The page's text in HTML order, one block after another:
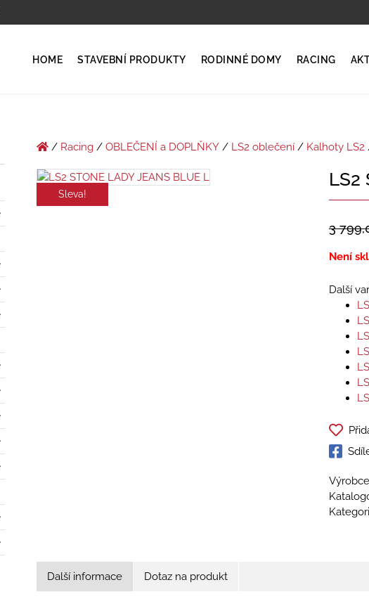
HOME STAVEBNÍ PRODUKTY RODINNÉ DOMY RACING
/ Racing/ OBLEČENÍ a DOPLŇKY/ LS2 oblečení/ Kalhoty LS2
Sleva!
LS2
3
Není
Další
Další informace Dotaz na produkt